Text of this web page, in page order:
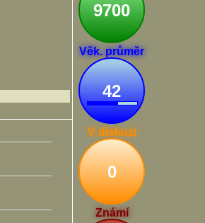
9700
Věk. průměr
42
V diskuzi
0
Známí